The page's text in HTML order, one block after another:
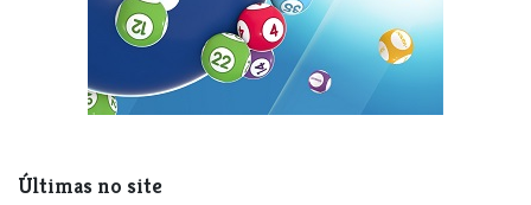
Últimas no site